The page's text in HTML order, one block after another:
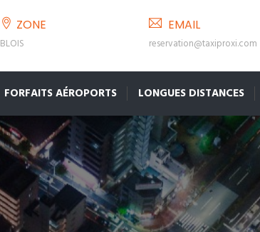
ZONE
BLOIS
EMAIL
reservation@taxiproxi.com
FORFAITS AÉROPORTS LONGUES DISTANCES